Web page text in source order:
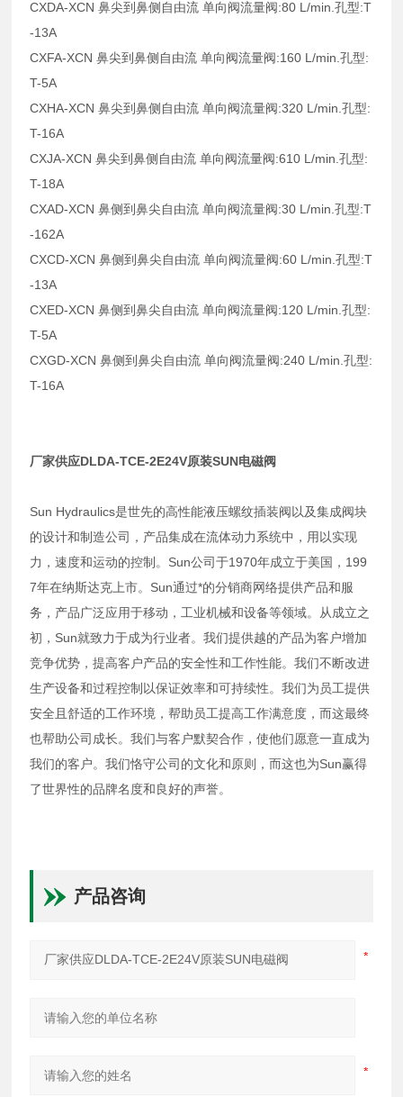
CXDA-XCN 鼻尖到鼻侧自由流 单向阀流量阀:80 L/min.孔型:T
-13A
CXFA-XCN 鼻尖到鼻侧自由流 单向阀流量阀:160 L/min.孔型:
T-5A
CXHA-XCN 鼻尖到鼻侧自由流 单向阀流量阀:320 L/min.孔型:
T-16A
CXJA-XCN 鼻尖到鼻侧自由流 单向阀流量阀:610 L/min.孔型:
T-18A
CXAD-XCN 鼻侧到鼻尖自由流 单向阀流量阀:30 L/min.孔型:T
-162A
CXCD-XCN 鼻侧到鼻尖自由流 单向阀流量阀:60 L/min.孔型:T
-13A
CXED-XCN 鼻侧到鼻尖自由流 单向阀流量阀:120 L/min.孔型:
T-5A
CXGD-XCN 鼻侧到鼻尖自由流 单向阀流量阀:240 L/min.孔型:
T-16A
厂家供应DLDA-TCE-2E24V原装SUN电磁阀
Sun Hydraulics是世先的高性能液压螺纹插装阀以及集成阀块
的设计和制造公司，产品集成在流体动力系统中，用以实现
力，速度和运动的控制。Sun公司于1970年成立于美国，199
7年在纳斯达克上市。Sun通过*的分销商网络提供产品和服
务，产品广泛应用于移动，工业机械和设备等领域。从成立之
初，Sun就致力于成为行业者。我们提供越的产品为客户增加
竞争优势，提高客户产品的安全性和工作性能。我们不断改进
生产设备和过程控制以保证效率和可持续性。我们为员工提供
安全且舒适的工作环境，帮助员工提高工作满意度，而这最终
也帮助公司成长。我们与客户默契合作，使他们愿意一直成为
我们的客户。我们恪守公司的文化和原则，而这也为Sun赢得
了世界性的品牌名度和良好的声誉。
产品咨询